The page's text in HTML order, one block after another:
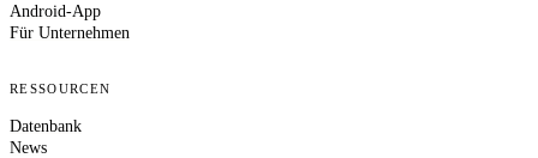
Android-App
Für Unternehmen
RESSOURCEN
Datenbank
News